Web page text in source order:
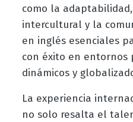
como la
intercultural y la
en inglés esenciales
con éxito en entornos
dinámicos y
La experiencia
no solo resalta el